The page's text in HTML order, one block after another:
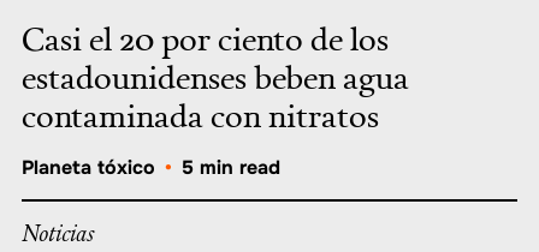
Casi el 20 por ciento de los
estadounidenses beben agua
contaminada con nitratos
Planeta tóxico • 5 min read
Noticias